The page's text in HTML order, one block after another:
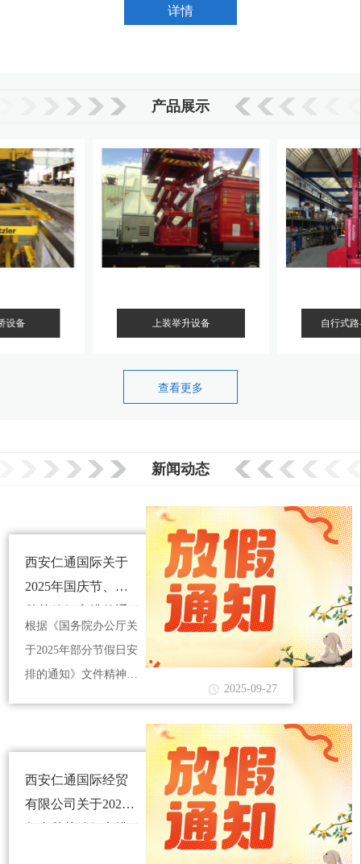
“诚信可靠，互利互惠”是我公司的经营理念。我们团队所有的队
详情
产品展示
设备 上装举升设备 自行式
查看更多
新闻动态
西安仁通国际关于
2025年国庆节、中
知
根据《国务院办公厅关
于2025年部分节假日安
排的通知》文件精神，
下：
2025-09-27
西安仁通国际经贸
有限公司关于2024